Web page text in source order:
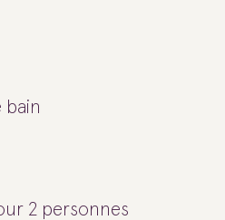
bain
2 personnes